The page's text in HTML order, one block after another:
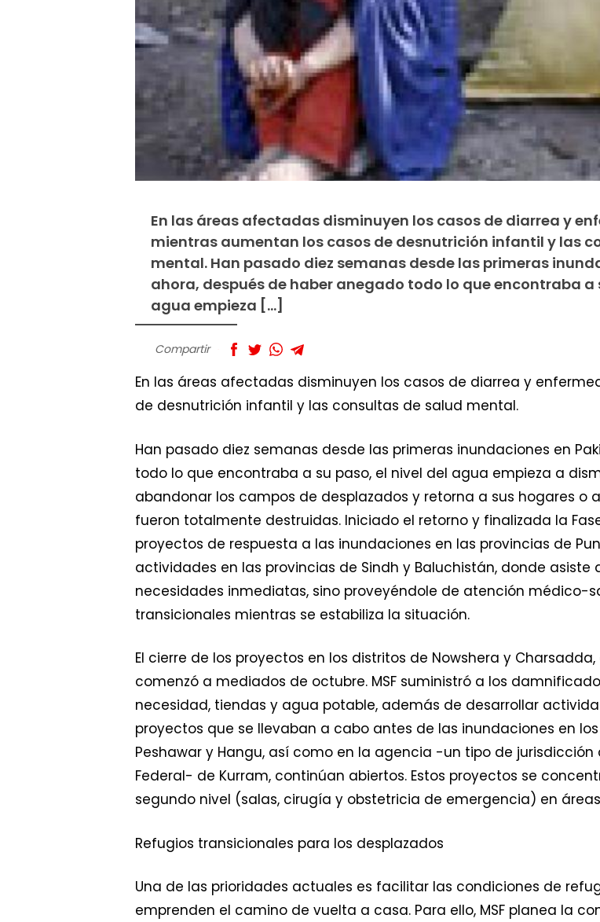
En las áreas afectadas disminuyen los casos de diarrea y
mientras aumentan los casos de desnutrición infantil y las
mental. Han pasado diez semanas desde las primeras
ahora, después de haber anegado todo lo que encontraba a
agua empieza […]
Compartir
En las áreas afectadas disminuyen los casos de diarrea y
de desnutrición infantil y las consultas de salud mental.
Han pasado diez semanas desde las primeras inundaciones en
todo lo que encontraba a su paso, el nivel del agua empieza a
abandonar los campos de desplazados y retorna a sus hogares
fueron totalmente destruidas. Iniciado el retorno y finalizada la
proyectos de respuesta a las inundaciones en las provincias de
actividades en las provincias de Sindh y Baluchistán, donde asiste
necesidades inmediatas, sino proveyéndole de atención médico-
transicionales mientras se estabiliza la situación.
El cierre de los proyectos en los distritos de Nowshera y
comenzó a mediados de octubre. MSF suministró a los
necesidad, tiendas y agua potable, además de desarrollar
proyectos que se llevaban a cabo antes de las inundaciones en los
Peshawar y Hangu, así como en la agencia -un tipo de
Federal- de Kurram, continúan abiertos. Estos proyectos se
segundo nivel (salas, cirugía y obstetricia de emergencia) en
Refugios transicionales para los desplazados
Una de las prioridades actuales es facilitar las condiciones de
emprenden el camino de vuelta a casa. Para ello, MSF planea la